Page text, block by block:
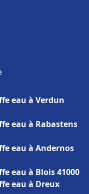
eau à Verdun
eau à Rabastens
eau à Andernos
eau à Blois 41000
eau à Dreux